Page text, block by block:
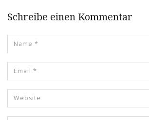
Schreibe einen Kommentar